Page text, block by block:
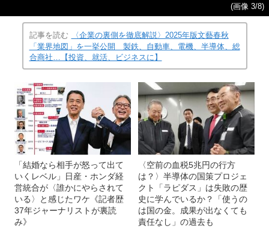
(画像 3/8)
記事を読む
〈企業の裏側を徹底解説〉2025年版文藝春秋
「業界地図」を一挙公開 製鉄、自動車、電機、半導体、総
合商社…【投資、就活、ビジネスに】
「結婚なら相手が怒って出て
いくレベル」日産・ホンダ経
営統合が〈誰かにやらされて
いる〉と感じたワケ《記者歴
37年ジャーナリストが裏読
み》
〈空前の血税5兆円の行方
は？〉半導体の国策プロジェ
クト「ラピダス」は失敗の歴
史に学んでいるか？「使うの
は国の金。成果が出なくても
責任なし」の過去も